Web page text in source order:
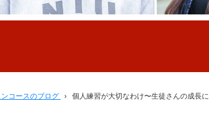
コースのブログ › 個人練習が大切なわけ〜生徒さんの成長